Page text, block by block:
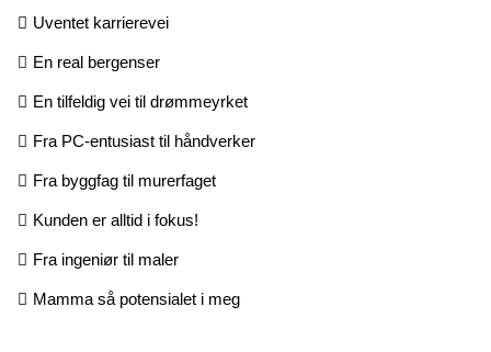
Uventet karrierevei
En real bergenser
En tilfeldig vei til drømmeyrket
Fra PC-entusiast til håndverker
Fra byggfag til murerfaget
Kunden er alltid i fokus!
Fra ingeniør til maler
Mamma så potensialet i meg